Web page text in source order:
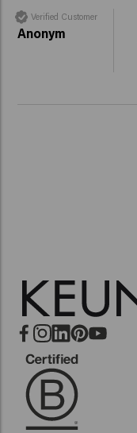
Verified Customer
Anonym